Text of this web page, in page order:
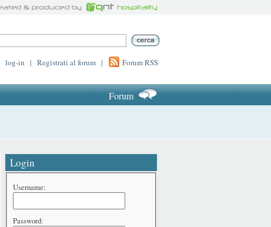
log-in | Registrati al forum | Forum RSS
Forum
Login
Username:
Password: